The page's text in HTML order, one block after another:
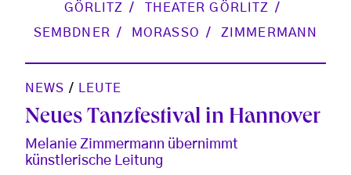
GÖRLITZ
THEATER GÖRLITZ
SEMBDNER
MORASSO ZIMMERMANN
NEWS / LEUTE
Neues Tanzfestival in Hannover
Melanie Zimmermann übernimmt
künstlerische Leitung